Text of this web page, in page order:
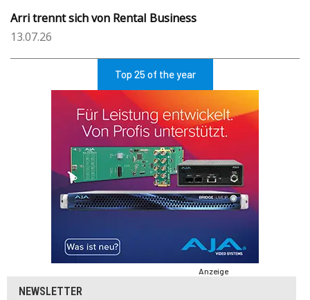
Arri trennt sich von Rental Business
13.07.26
Top 25 of the year
Anzeige
NEWSLETTER